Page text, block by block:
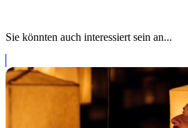
Sie könnten auch interessiert sein an...